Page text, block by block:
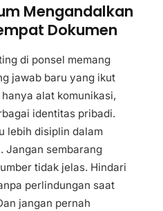
Mengandalkan
Dokumen
di ponsel memang
jawab baru yang ikut
alat komunikasi,
identitas pribadi.
lebih disiplin dalam
Jangan sembarang
tidak jelas. Hindari
perlindungan saat
jangan pernah